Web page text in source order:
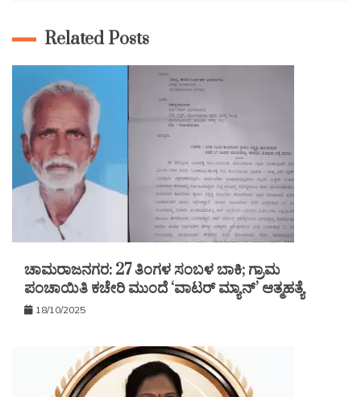
Related Posts
ಚಾಮರಾಜನಗರ: 27 ತಿಂಗಳ ಸಂಬಳ ಬಾಕಿ; ಗ್ರಾಮ
ಪಂಚಾಯಿತಿ ಕಚೇರಿ ಮುಂದೆ ‘ವಾಟರ್ ಮ್ಯಾನ್’ ಆತ್ಮಹತ್ಯೆ
18/10/2025